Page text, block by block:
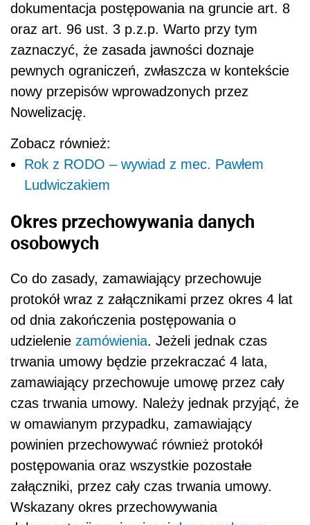
dokumentacja postępowania na gruncie art. 8
oraz art. 96 ust. 3 p.z.p. Warto przy tym
zaznaczyć, że zasada jawności doznaje
pewnych ograniczeń, zwłaszcza w kontekście
nowy przepisów wprowadzonych przez
Nowelizację.
Zobacz również:
Rok z RODO – wywiad z mec. Pawłem
Ludwiczakiem
Okres przechowywania danych
osobowych
Co do zasady, zamawiający przechowuje
protokół wraz z załącznikami przez okres 4 lat
od dnia zakończenia postępowania o
udzielenie zamówienia. Jeżeli jednak czas
trwania umowy będzie przekraczać 4 lata,
zamawiający przechowuje umowę przez cały
czas trwania umowy. Należy jednak przyjąć, że
w omawianym przypadku, zamawiający
powinien przechowywać również protokół
postępowania oraz wszystkie pozostałe
załączniki, przez cały czas trwania umowy.
Wskazany okres przechowywania